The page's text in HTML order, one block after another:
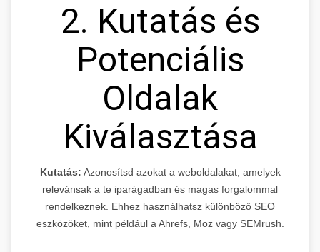
2. Kutatás és
Potenciális
Oldalak
Kiválasztása
Kutatás: Azonosítsd azokat a weboldalakat, amelyek
relevánsak a te iparágadban és magas forgalommal
rendelkeznek. Ehhez használhatsz különböző SEO
eszközöket, mint például a Ahrefs, Moz vagy SEMrush.